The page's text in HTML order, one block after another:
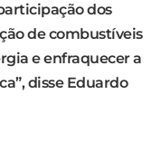
dos
de combustíveis
e enfraquecer a
disse Eduardo